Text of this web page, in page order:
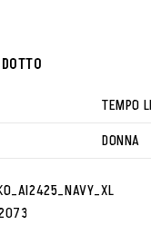
TEMPO
DONNA